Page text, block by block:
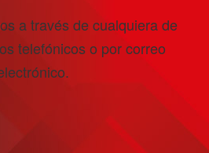
a través de cualquiera de
telefónicos o por correo